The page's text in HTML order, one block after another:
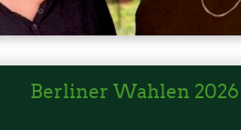
Berliner Wahlen 2026